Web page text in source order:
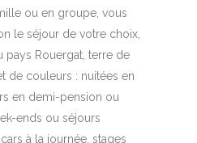
ou en groupe, vous
le séjour de votre choix,
pays Rouergat, terre de
de couleurs : nuitées en
en demi-pension ou
ends ou séjours
à la journée, stages